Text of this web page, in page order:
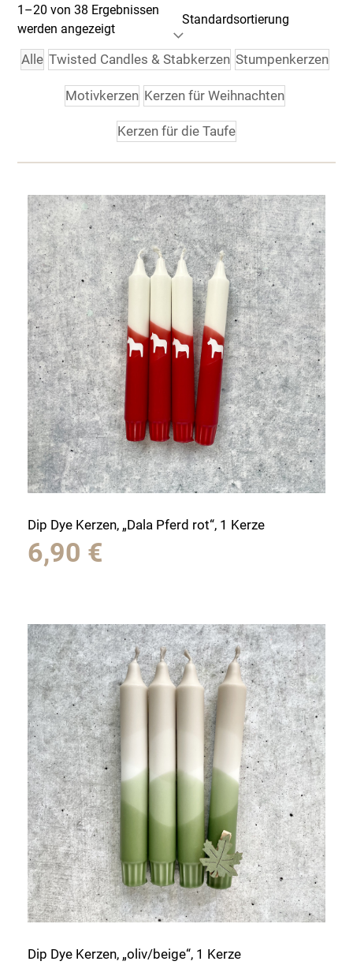
1–20 von 38 Ergebnissen
werden angezeigt
Alle Twisted Candles & Stabkerzen Stumpenkerzen
Motivkerzen Kerzen für Weihnachten
Kerzen für die Taufe
Dip Dye Kerzen, „Dala Pferd rot“, 1 Kerze
6,90 €
Dip Dye Kerzen, „oliv/beige“, 1 Kerze